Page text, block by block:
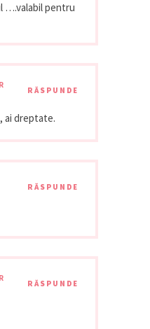
….valabil pentru
RĂSPUNDE
ai dreptate.
RĂSPUNDE
RĂSPUNDE